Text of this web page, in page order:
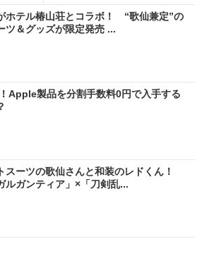
ホテル椿山荘とコラボ！ “歌仙兼定”の
ツ＆グッズが限定発売 ...
Apple製品を分割手数料0円で入手する
スーツの歌仙さんと和装のレドくん！
ルガンティア」×「刀剣乱...